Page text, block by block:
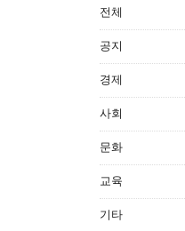
전체
공지
경제
사회
문화
교육
기타